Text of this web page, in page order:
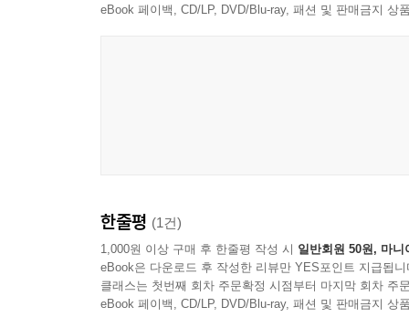
는 것이다.
유명해진 용어 ― 라고 부르는 사람들이다.
--- p.352
요령은 레비스트로스가 마침내 스스로를 해체시
이처럼 도니거에게 있어서 신화는 무엇보다도 우
“신화를 정의한다는 것은 내가 언제나 기피해왔
도전하기 위한 것”이기 때문이다. 그럼에도 불구
의미를 발견한 사람들에게 신성시되고 공유되는
eBook 페이백, CD/LP, DVD/Blu-ray, 패션 및 판매금지 상
한줄평 (1건)
1,000원 이상 구매 후 한줄평 작성 시 일반회원 50원, 마니
eBook은 다운로드 후 작성한 리뷰만 YES포인트 지급됩니
클래스는 첫번째 회차 주문확정 시점부터 마지막 회차 주
eBook 페이백, CD/LP, DVD/Blu-ray, 패션 및 판매금지 상